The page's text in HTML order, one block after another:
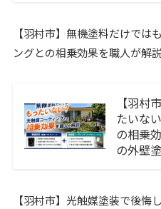
【羽村市】無機塗料だけでは
ングとの相乗効果を職人が解
【羽村
たいな
の相乗
の外壁
【羽村市】光触媒塗装で後悔